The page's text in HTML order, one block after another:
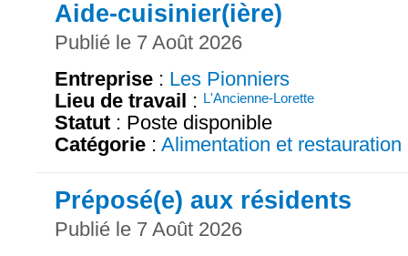
Aide-cuisinier(ière)
Publié le 7 Août 2026
Entreprise : Les Pionniers
Lieu de travail : L'Ancienne-Lorette
Statut : Poste disponible
Catégorie : Alimentation et restauration
Préposé(e) aux résidents
Publié le 7 Août 2026